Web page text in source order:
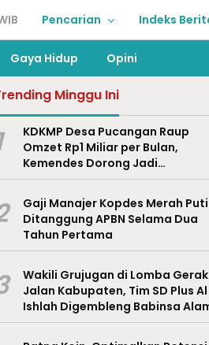
Pencarian Indeks
Gaya Hidup Opini
Minggu Ini
KDKMP Desa Pucangan Raup
Omzet Rp1 Miliar per Bulan,
Kemendes Dorong Jadi
Percontohan Nasional
Gaji Manajer Kopdes Merah
Ditanggung APBN Selama Dua
Tahun Pertama
Wakili Grujugan di Lomba Gerak
Jalan Kabupaten, Tim SD Plus Al
Ishlah Digembleng Babinsa